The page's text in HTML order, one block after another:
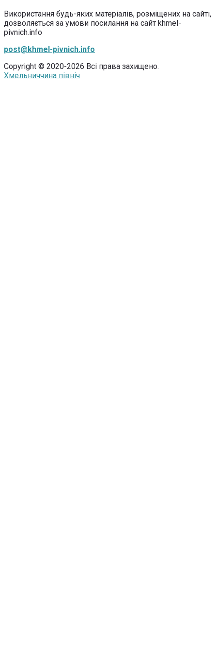
Використання будь-яких матеріалів, розміщених на сайті,
дозволяється за умови посилання на сайт khmel-
pivnich.info
post@khmel-pivnich.info
Copyright © 2020-2026 Всі права захищено.
Хмельниччина північ